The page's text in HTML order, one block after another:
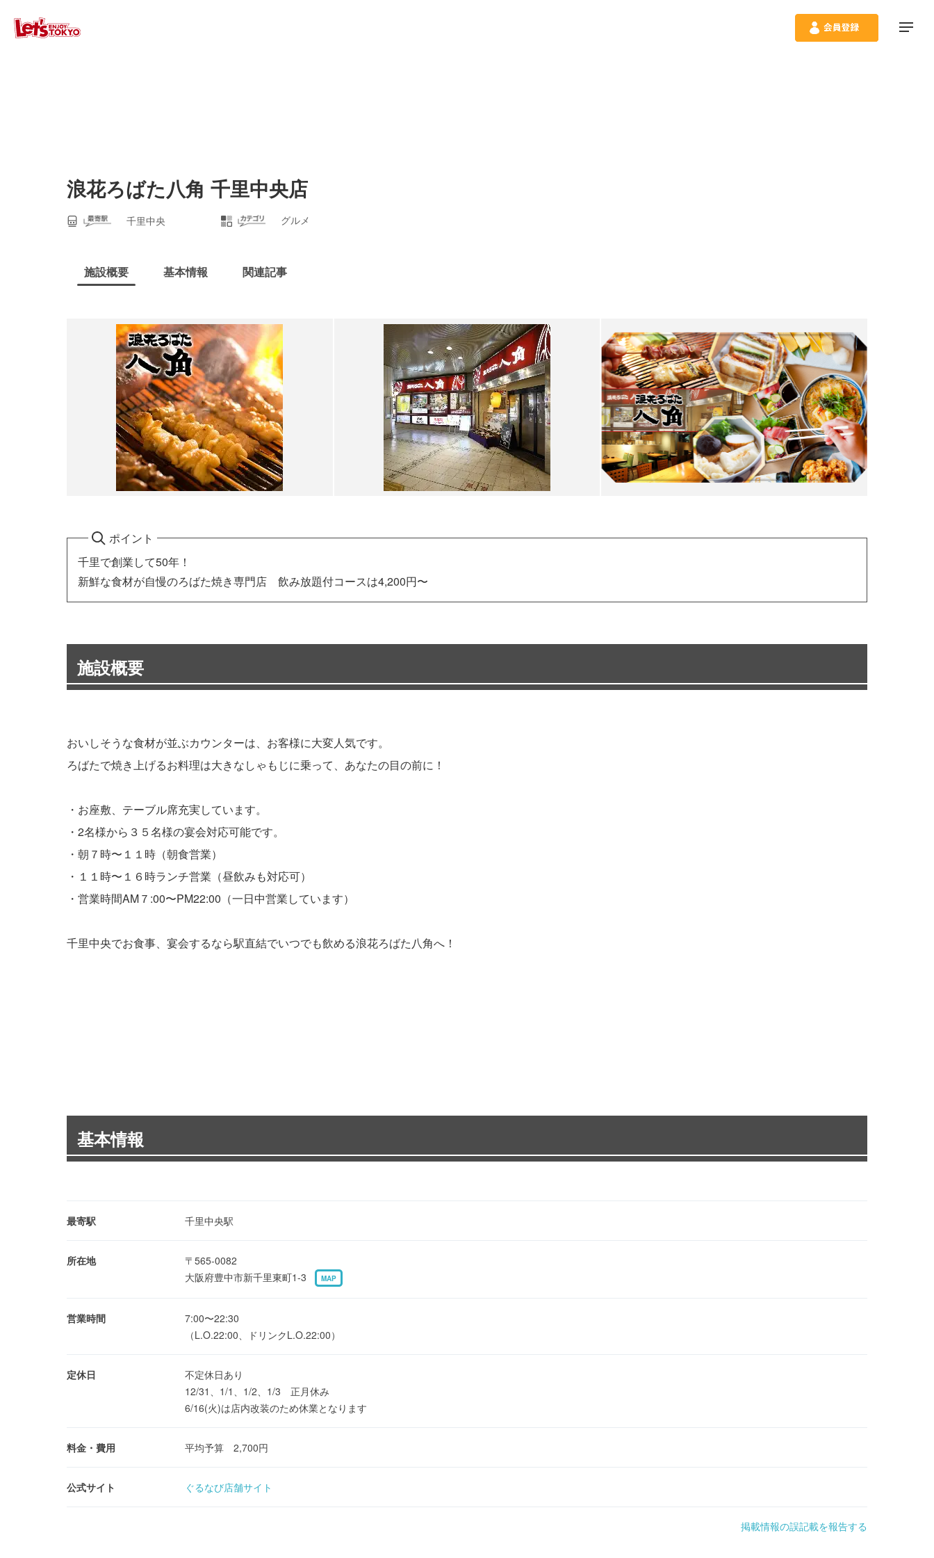
浪花ろばた八角 千里中央店
千里中央 グルメ
施設概要 基本情報 関連記事
ポイント
千里で創業して50年！
新鮮な食材が自慢のろばた焼き専門店 飲み放題付コースは4,200円〜
施設概要
おいしそうな食材が並ぶカウンターは、お客様に大変人気です。
ろばたで焼き上げるお料理は大きなしゃもじに乗って、あなたの目の前に！
・お座敷、テーブル席充実しています。
・2名様から３５名様の宴会対応可能です。
・朝７時〜１１時（朝食営業）
・１１時〜１６時ランチ営業（昼飲みも対応可）
・営業時間AM７:00〜PM22:00（一日中営業しています）
千里中央でお食事、宴会するなら駅直結でいつでも飲める浪花ろばた八角へ！
基本情報
最寄駅 千里中央駅
所在地
〒565-0082
大阪府豊中市新千里東町1-3
MAP
営業時間
7:00〜22:30
（L.O.22:00、ドリンクL.O.22:00）
定休日
不定休日あり
12/31、1/1、1/2、1/3 正月休み
6/16(火)は店内改装のため休業となります
料金・費用 平均予算 2,700円
公式サイト ぐるなび店舗サイト
掲載情報の誤記載を報告する